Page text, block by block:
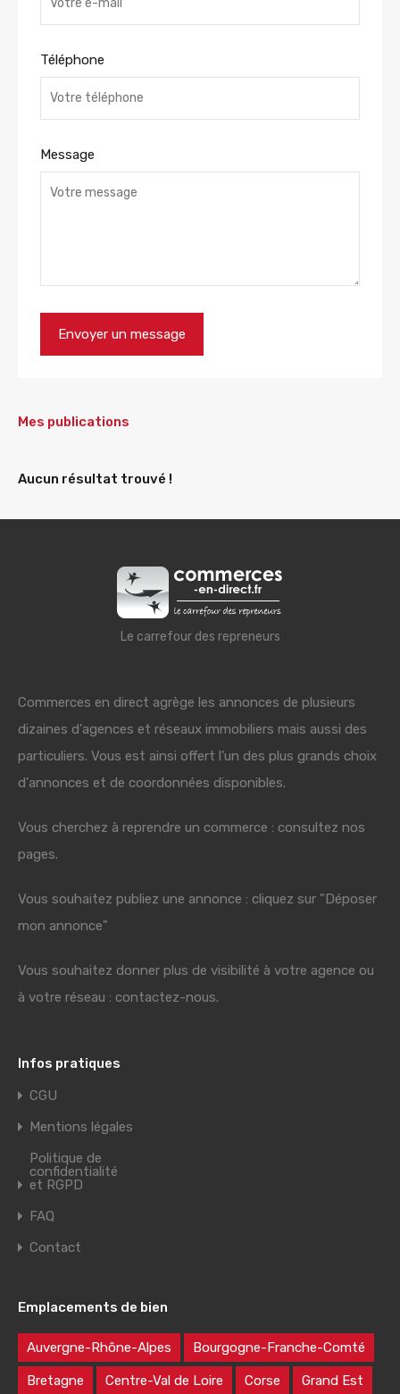
Téléphone
Message
Mes publications
Aucun résultat trouvé !
Le carrefour des repreneurs
Commerces en direct agrège les annonces de plusieurs
dizaines d'agences et réseaux immobiliers mais aussi des
particuliers. Vous est ainsi offert l'un des plus grands choix
d'annonces et de coordonnées disponibles.
Vous cherchez à reprendre un commerce : consultez nos
pages.
Vous souhaitez publiez une annonce : cliquez sur "Déposer
mon annonce"
Vous souhaitez donner plus de visibilité à votre agence ou
à votre réseau : contactez-nous.
Infos pratiques
CGU
Mentions légales
Politique de
confidentialité
et RGPD
FAQ
Contact
Emplacements de bien
Auvergne-Rhône-Alpes Bourgogne-Franche-Comté
Bretagne Centre-Val de Loire Corse Grand Est